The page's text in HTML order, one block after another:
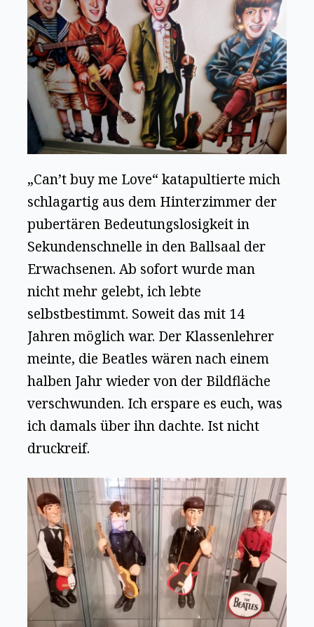
„Can’t buy me Love“ katapultierte mich
schlagartig aus dem Hinterzimmer der
pubertären Bedeutungslosigkeit in
Sekundenschnelle in den Ballsaal der
Erwachsenen. Ab sofort wurde man
nicht mehr gelebt, ich lebte
selbstbestimmt. Soweit das mit 14
Jahren möglich war. Der Klassenlehrer
meinte, die Beatles wären nach einem
halben Jahr wieder von der Bildfläche
verschwunden. Ich erspare es euch, was
ich damals über ihn dachte. Ist nicht
druckreif.